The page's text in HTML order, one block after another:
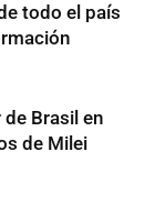
todo el país
Brasil en
de Milei